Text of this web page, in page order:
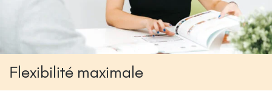
Flexibilité maximale